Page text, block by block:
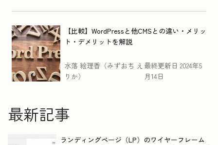
【比較】WordPressと他CMSとの違い・メリッ
ト・デメリットを解説
水落 絵理香（みずおち え
りか）
最終更新日 2024年5
月14日
最新記事
ランディングページ（LP）のワイヤーフレーム